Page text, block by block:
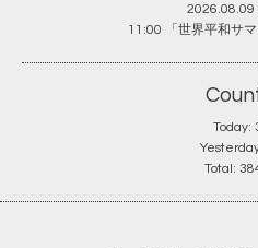
2026.08.09
11:00 「世界平和サ
Today:
Total: